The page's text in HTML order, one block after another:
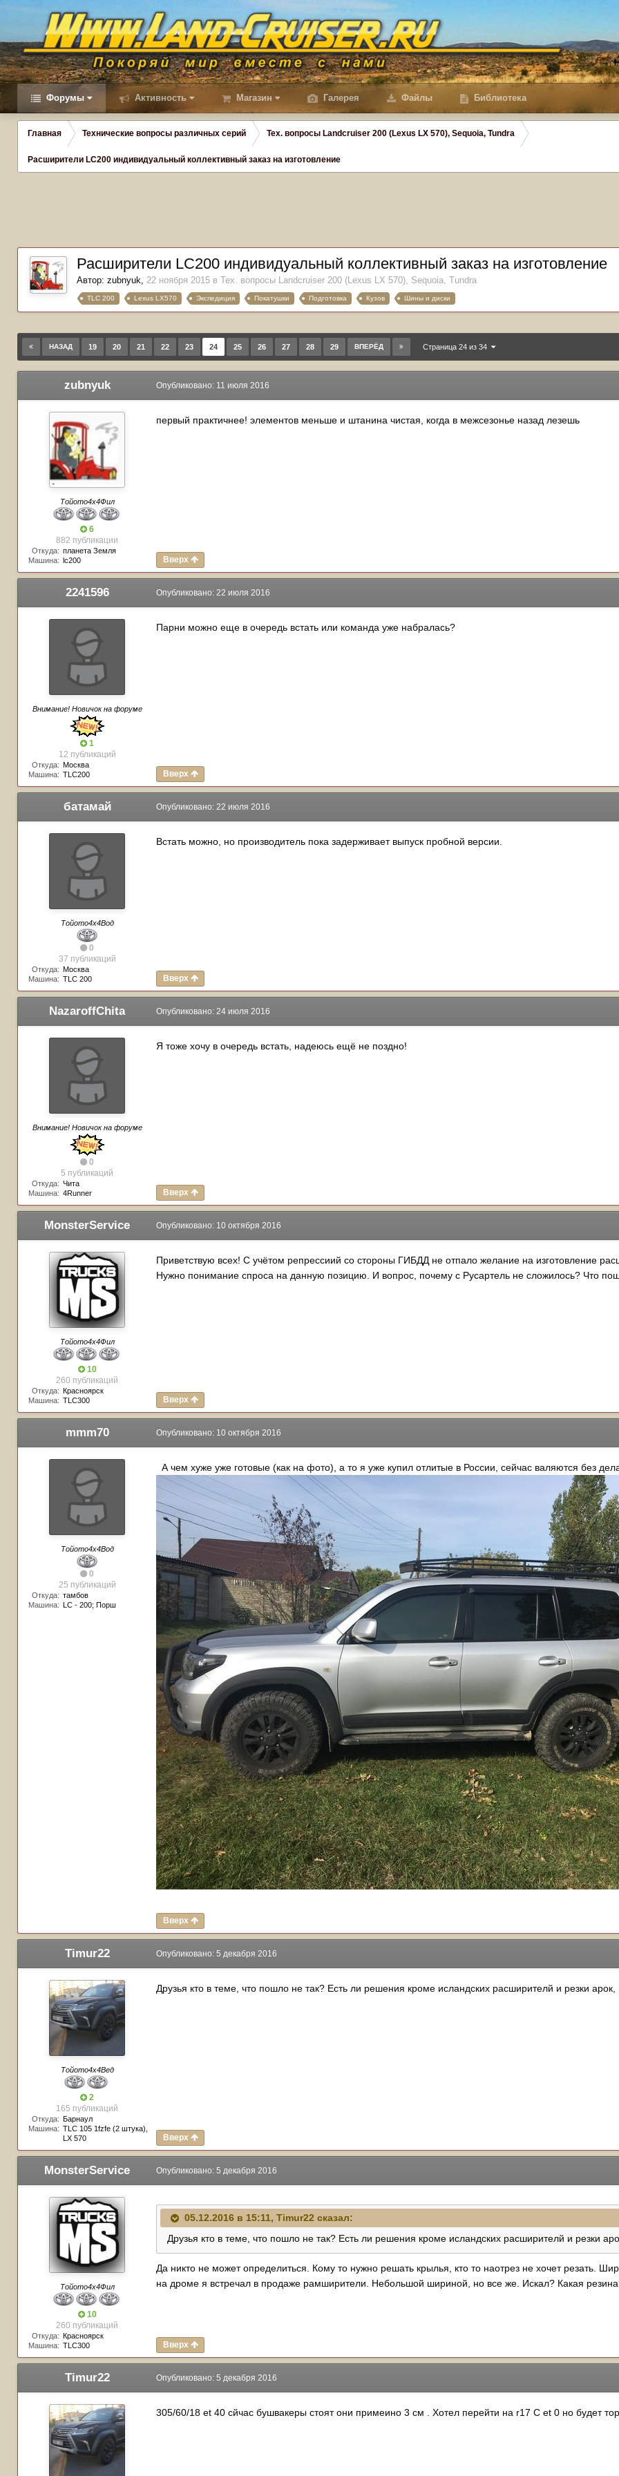
Форумы Активность Магазин Галерея Файлы Библиотека
Главная Технические вопросы различных серий Тех. вопросы Landcruiser 200 (Lexus LX 570), Sequoia, Tundra
Расширители LC200 индивидуальный коллективный заказ на изготовление
Расширители LC200 индивидуальный коллективный заказ на изготовление
Автор: zubnyuk, 22 ноября 2015 в Тех. вопросы Landcruiser 200 (Lexus LX 570), Sequoia, Tundra
TLC 200 Lexus LX570 Экспедиция Покатушки Подготовка Кузов Шины и диски
НАЗАД 19 20 21 22 23 24 25 26 27 28 29 ВПЕРЁД Страница 24 из 34
zubnyuk
Тойото4х4Фил
6
882 публикации
Откуда: планета Земля
Машина: lc200
Опубликовано: 11 июля 2016
первый практичнее! элементов меньше и штанина чистая, когда в межсезонье назад лезешь
Вверх
2241596
Внимание! Новичок на форуме
1
12 публикаций
Откуда: Москва
Машина: TLC200
Опубликовано: 22 июля 2016
Парни можно еще в очередь встать или команда уже набралась?
Вверх
батамай
Тойото4х4Вод
0
37 публикаций
Откуда: Москва
Машина: TLC 200
Опубликовано: 22 июля 2016
Встать можно, но производитель пока задерживает выпуск пробной версии.
Вверх
NazaroffChita
Внимание! Новичок на форуме
0
5 публикаций
Откуда: Чита
Машина: 4Runner
Опубликовано: 24 июля 2016
Я тоже хочу в очередь встать, надеюсь ещё не поздно!
Вверх
MonsterService
Тойото4х4Фил
10
260 публикаций
Откуда: Красноярск
Машина: TLC300
Опубликовано: 10 октября 2016
Приветствую всех! С учётом репрессиий со стороны ГИБДД не отпало желание на изготовление
Нужно понимание спроса на данную позицию. И вопрос, почему с Русартель не сложилось? Что
Вверх
mmm70
Тойото4х4Вод
0
25 публикаций
Откуда: тамбов
Машина: LC - 200; Порш
Опубликовано: 10 октября 2016
А чем хуже уже готовые (как на фото), а то я уже купил отлитые в России, сейчас валяются без
Вверх
Timur22
Тойото4х4Вед
2
165 публикаций
Откуда: Барнаул
Машина: TLC 105 1fzfe (2 штука),
LX 570
Опубликовано: 5 декабря 2016
Друзья кто в теме, что пошло не так? Есть ли решения кроме исландских расширителй и резки
Вверх
MonsterService
Тойото4х4Фил
10
260 публикаций
Откуда: Красноярск
Машина: TLC300
Опубликовано: 5 декабря 2016
05.12.2016 в 15:11, Timur22 сказал:
Друзья кто в теме, что пошло не так? Есть ли решения кроме исландских расширителй и резки
Да никто не может определиться. Кому то нужно решать крылья, кто то наотрез не хочет резать.
на дроме я встречал в продаже рамширители. Небольшой шириной, но все же. Искал? Какая
Вверх
Timur22 Опубликовано: 5 декабря 2016
305/60/18 et 40 сйчас бушвакеры стоят они примеино 3 см . Хотел перейти на r17 С et 0 но будет